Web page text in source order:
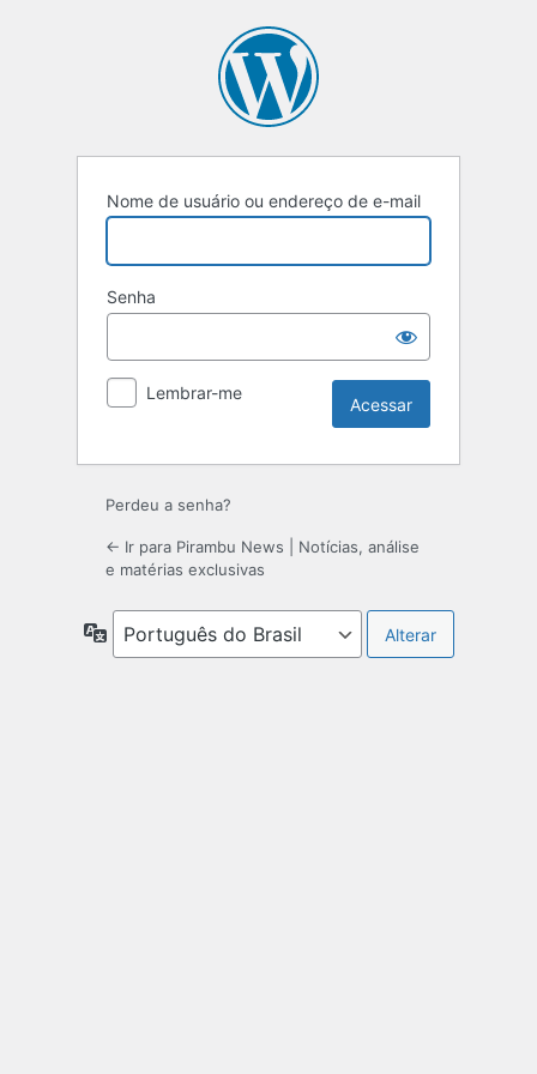
Nome de usuário ou endereço de e-mail
Senha
Lembrar-me
Perdeu a senha?
← Ir para Pirambu News | Notícias, análise
e matérias exclusivas
Idioma